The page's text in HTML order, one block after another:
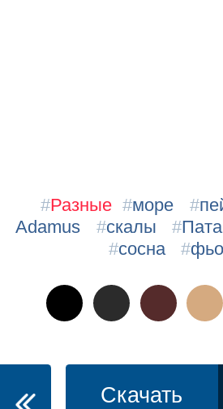
#Разные #море #
Adamus
#скалы #
#сосна #
Скачать